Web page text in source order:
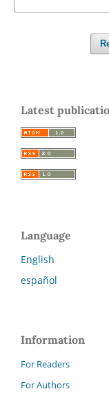
Latest
Language
English
español
Information
For Readers
For Authors